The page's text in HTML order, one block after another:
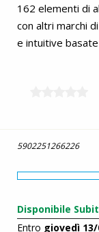
162 elementi di
con altri marchi
e intuitive
Scala 1:48.
5902251266226
Disponibile
Entro giovedì 13/